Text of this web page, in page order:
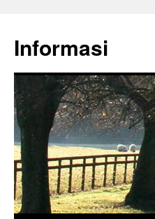
content
Informasi